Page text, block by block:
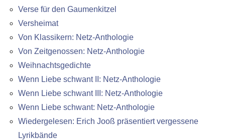
Verse für den Gaumenkitzel
Versheimat
Von Klassikern: Netz-Anthologie
Von Zeitgenossen: Netz-Anthologie
Weihnachtsgedichte
Wenn Liebe schwant II: Netz-Anthologie
Wenn Liebe schwant III: Netz-Anthologie
Wenn Liebe schwant: Netz-Anthologie
Wiedergelesen: Erich Jooß präsentiert vergessene
Lyrikbände